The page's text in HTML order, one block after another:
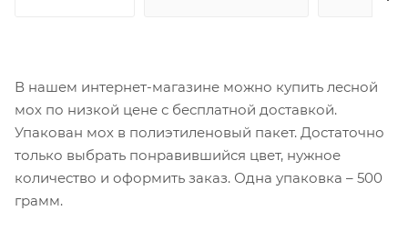
В нашем интернет-магазине можно купить лесной
мох по низкой цене с бесплатной доставкой.
Упакован мох в полиэтиленовый пакет. Достаточно
только выбрать понравившийся цвет, нужное
количество и оформить заказ. Одна упаковка – 500
грамм.